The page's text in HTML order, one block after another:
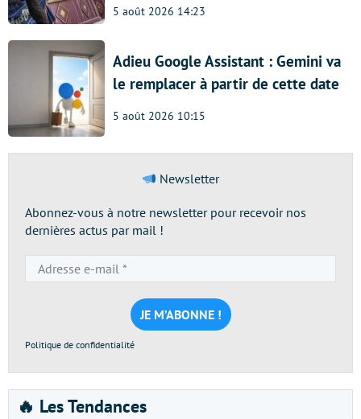
5 août 2026 14:23
Adieu Google Assistant : Gemini va
le remplacer à partir de cette date
5 août 2026 10:15
Newsletter
Abonnez-vous à notre newsletter pour recevoir nos
dernières actus par mail !
e-
mail
*
Politique de confidentialité
🔥 Les Tendances